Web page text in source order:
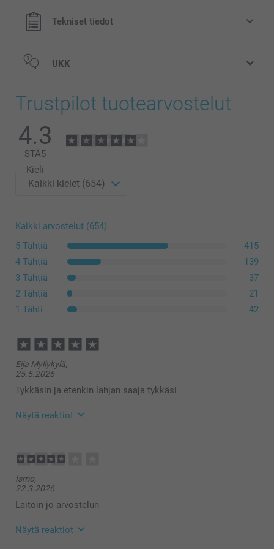
Tekniset tiedot
UKK
Trustpilot tuotearvostelut
4.3
STÄ5
Kieli
Kaikki arvostelut (654)
5 Tähtiä
415
4 Tähtiä
139
3 Tähtiä
37
2 Tähtiä
21
1 Tähti
42
Eija Myllykylä,
25.5.2026
Tykkäsin ja etenkin lahjan saaja tykkäsi
Näytä reaktiot
09:53
palautteestasi – se merkitsee meille todella paljon!
Ihanaa kuulla, että lahjan saaja tykkäsi kalenterista.
Se on loistava tapa koota parhaat kuvat ja nauttia
niistä seinällä vuoden ympäri. ❤️
Lämpimin kiitoksin,
Ismo,
22.3.2026
Laitoin jo arvostelun
Näytä reaktiot